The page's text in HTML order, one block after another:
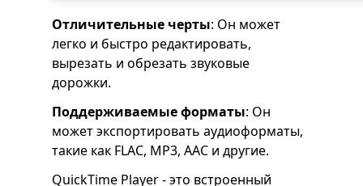
Отличительные черты: Он может
легко и быстро редактировать,
вырезать и обрезать звуковые
дорожки.
Поддерживаемые форматы: Он
может экспортировать аудиоформаты,
такие как FLAC, MP3, AAC и другие.
QuickTime Player - это встроенный